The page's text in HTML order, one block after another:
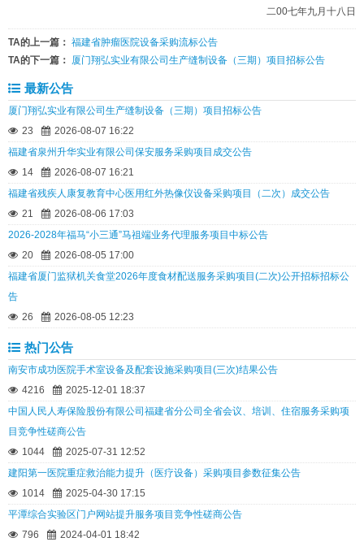
二00七年九月十八日
TA的上一篇： 福建省肿瘤医院设备采购流标公告
TA的下一篇： 厦门翔弘实业有限公司生产缝制设备（三期）项目招标公告
最新公告
厦门翔弘实业有限公司生产缝制设备（三期）项目招标公告
23
2026-08-07 16:22
福建省泉州升华实业有限公司保安服务采购项目成交公告
14
2026-08-07 16:21
福建省残疾人康复教育中心医用红外热像仪设备采购项目（二次）成交公告
21
2026-08-06 17:03
2026-2028年福马“小三通”马祖端业务代理服务项目中标公告
20
2026-08-05 17:00
福建省厦门监狱机关食堂2026年度食材配送服务采购项目(二次)公开招标招标公
告
26
2026-08-05 12:23
热门公告
南安市成功医院手术室设备及配套设施采购项目(三次)结果公告
4216
2025-12-01 18:37
中国人民人寿保险股份有限公司福建省分公司全省会议、培训、住宿服务采购项
目竞争性磋商公告
1044
2025-07-31 12:52
建阳第一医院重症救治能力提升（医疗设备）采购项目参数征集公告
1014
2025-04-30 17:15
平潭综合实验区门户网站提升服务项目竞争性磋商公告
796
2024-04-01 18:42